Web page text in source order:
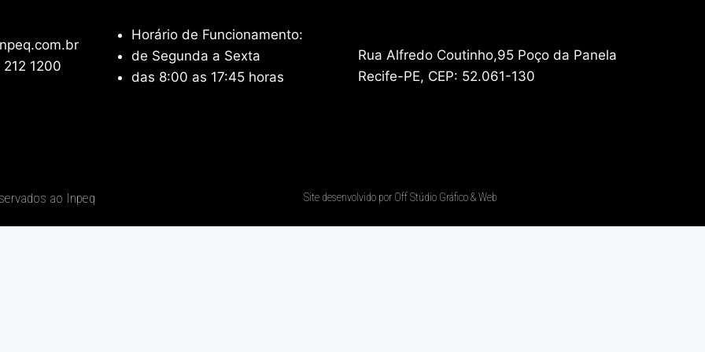
1200
Horário de Funcionamento:
de Segunda a Sexta
das 8:00 as 17:45 horas
Rua Alfredo Coutinho,95 Poço da Panela
Recife-PE, CEP: 52.061-130
ao Inpeq Site desenvolvido por Off Stúdio Gráfico & Web